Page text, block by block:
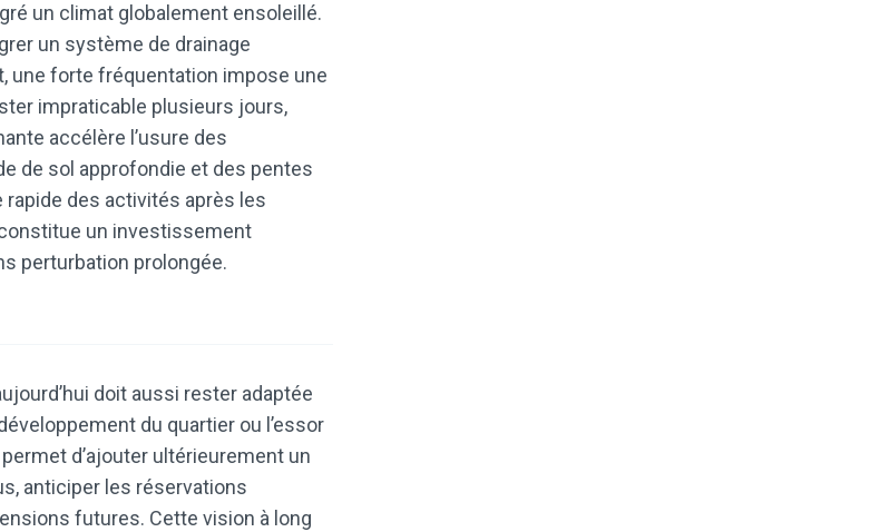
un climat globalement ensoleillé.
un système de drainage
une forte fréquentation impose une
impraticable plusieurs jours,
accélère l’usure des
de sol approfondie et des pentes
des activités après les
un investissement
perturbation prolongée.
doit aussi rester adaptée
du quartier ou l’essor
d’ajouter ultérieurement un
anticiper les réservations
futures. Cette vision à long